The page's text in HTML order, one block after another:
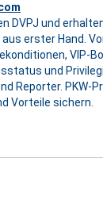
DVPJ und
erster Hand.
VIP-
und
Reporter. PKW-
Vorteile sichern.